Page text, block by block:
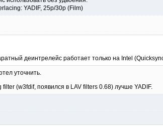
YADIF, 25p/30p (Film)
деинтрелейс работает только на Intel
уточнить.
(w3fdif, появился в LAV filters 0.68) лучше YADIF.